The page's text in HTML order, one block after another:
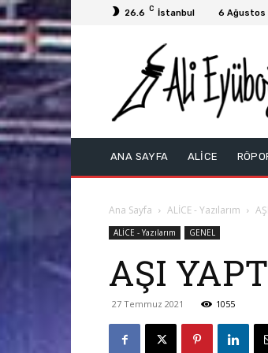
26.6 C İstanbul 6 Ağustos
ANA SAYFA ALİCE
Ana Sayfa ALİCE - Yazılarım
ALİCE - Yazılarım GENEL
AŞI
27 Temmuz 2021 1055